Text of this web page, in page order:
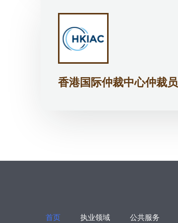
香港国际仲裁中心仲裁员
首页 执业领域 公共服务